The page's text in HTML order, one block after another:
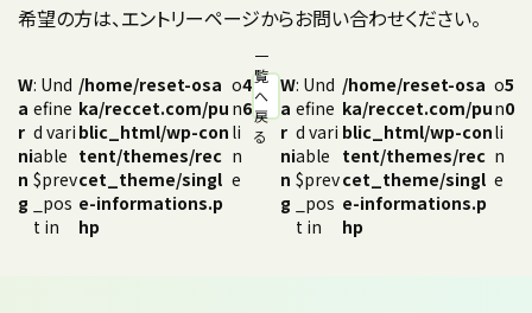
希望の方は、エントリーページからお問い合わせください。
W
a
r
ni
n
g
: Und
efine
d vari
able
$prev
_pos
t in
/home/reset-osa
ka/reccet.com/pu
blic_html/wp-con
tent/themes/rec
cet_theme/singl
e-informations.p
hp
o
n
li
n
e
4
6
一
覧
へ
戻
る
W
a
r
ni
n
g
: Und
efine
d vari
able
$prev
_pos
t in
/home/reset-osa
ka/reccet.com/pu
blic_html/wp-con
tent/themes/rec
cet_theme/singl
e-informations.p
hp
o
n
li
n
e
5
0